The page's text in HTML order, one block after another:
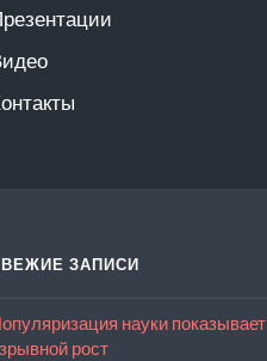
ЗАПИСИ
науки показывает
рост